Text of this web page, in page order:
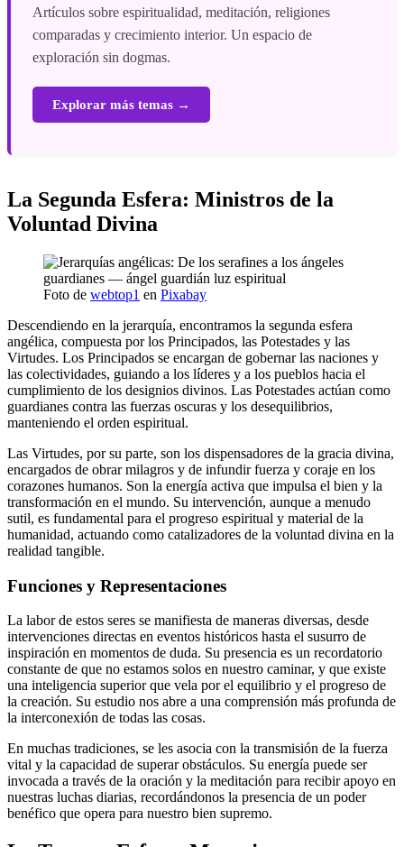
Artículos sobre espiritualidad, meditación, religiones
comparadas y crecimiento interior. Un espacio de
exploración sin dogmas.
Explorar más temas →
La Segunda Esfera: Ministros de la
Voluntad Divina
Foto de webtop1 en Pixabay
Descendiendo en la jerarquía, encontramos la segunda esfera
angélica, compuesta por los Principados, las Potestades y las
Virtudes. Los Principados se encargan de gobernar las naciones y
las colectividades, guiando a los líderes y a los pueblos hacia el
cumplimiento de los designios divinos. Las Potestades actúan como
guardianes contra las fuerzas oscuras y los desequilibrios,
manteniendo el orden espiritual.
Las Virtudes, por su parte, son los dispensadores de la gracia divina,
encargados de obrar milagros y de infundir fuerza y coraje en los
corazones humanos. Son la energía activa que impulsa el bien y la
transformación en el mundo. Su intervención, aunque a menudo
sutil, es fundamental para el progreso espiritual y material de la
humanidad, actuando como catalizadores de la voluntad divina en la
realidad tangible.
Funciones y Representaciones
La labor de estos seres se manifiesta de maneras diversas, desde
intervenciones directas en eventos históricos hasta el susurro de
inspiración en momentos de duda. Su presencia es un recordatorio
constante de que no estamos solos en nuestro caminar, y que existe
una inteligencia superior que vela por el equilibrio y el progreso de
la creación. Su estudio nos abre a una comprensión más profunda de
la interconexión de todas las cosas.
En muchas tradiciones, se les asocia con la transmisión de la fuerza
vital y la capacidad de superar obstáculos. Su energía puede ser
invocada a través de la oración y la meditación para recibir apoyo en
nuestras luchas diarias, recordándonos la presencia de un poder
benéfico que opera para nuestro bien supremo.